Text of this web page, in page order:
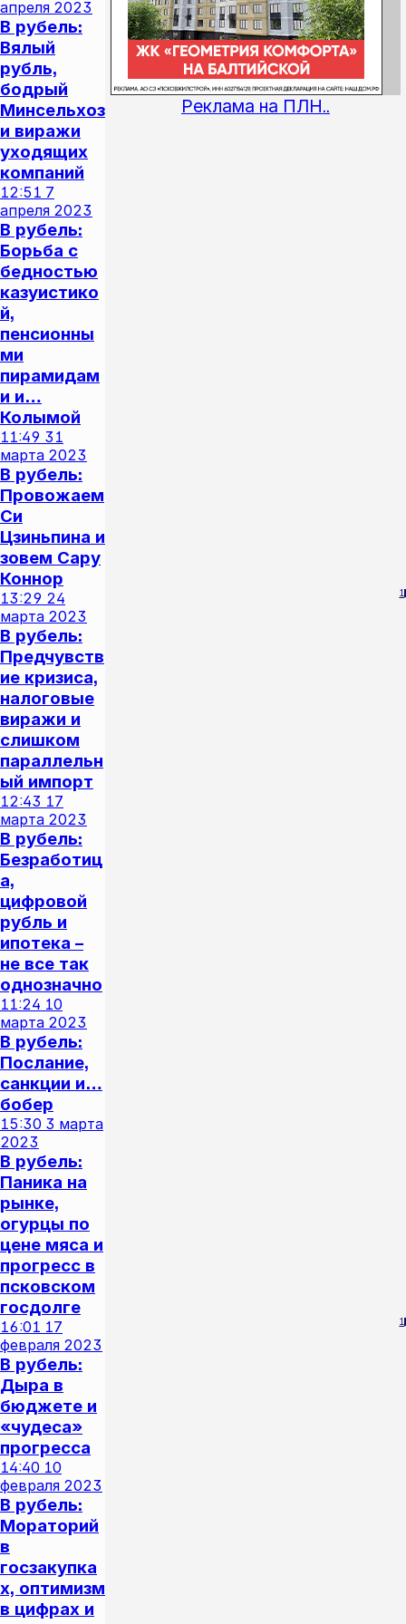
апреля 2023
В рубель:
Вялый
рубль,
бодрый
Минсельхоз
и виражи
уходящих
компаний
12:51 7
апреля 2023
В рубель:
Борьба с
бедностью
казуистико
й,
пенсионны
ми
пирамидам
и и…
Колымой
11:49 31
марта 2023
В рубель:
Провожаем
Си
Цзиньпина и
зовем Сару
Коннор
13:29 24
марта 2023
1
В рубель:
Предчувств
ие кризиса,
налоговые
виражи и
слишком
параллельн
ый импорт
12:43 17
марта 2023
В рубель:
Безработиц
а,
цифровой
рубль и
ипотека –
не все так
однозначно
11:24 10
марта 2023
В рубель:
Послание,
санкции и…
бобер
15:30 3 марта
2023
В рубель:
Паника на
рынке,
огурцы по
цене мяса и
прогресс в
псковском
госдолге
16:01 17
февраля 2023
1
В рубель:
Дыра в
бюджете и
«чудеса»
прогресса
14:40 10
февраля 2023
В рубель:
Мораторий
в
госзакупка
х, оптимизм
в цифрах и
Реклама на ПЛН..